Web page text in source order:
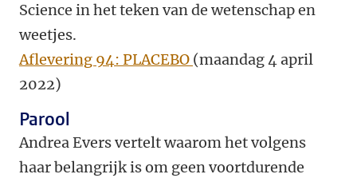
Science in het teken van de wetenschap en
weetjes.
Aflevering 94: PLACEBO (maandag 4 april
2022)
Parool
Andrea Evers vertelt waarom het volgens
haar belangrijk is om geen voortdurende